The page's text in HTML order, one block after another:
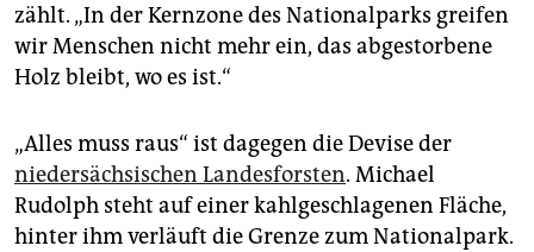
zählt. „In der Kernzone des Nationalparks greifen
wir Menschen nicht mehr ein, das abgestorbene
Holz bleibt, wo es ist.“
„Alles muss raus“ ist dagegen die Devise der
niedersächsischen Landesforsten. Michael
Rudolph steht auf einer kahlgeschlagenen Fläche,
hinter ihm verläuft die Grenze zum Nationalpark.